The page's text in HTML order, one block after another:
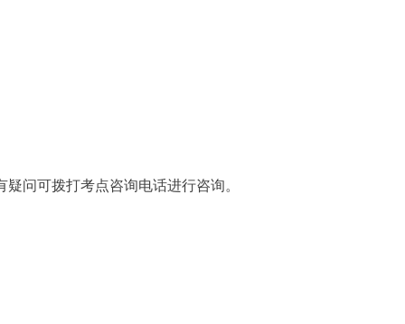
问可拨打考点咨询电话进行咨询。